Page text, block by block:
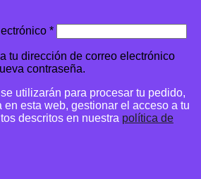
*
tu dirección de correo electrónico
contraseña.
utilizarán para procesar tu pedido,
en esta web, gestionar el acceso a tu
descritos en nuestra política de